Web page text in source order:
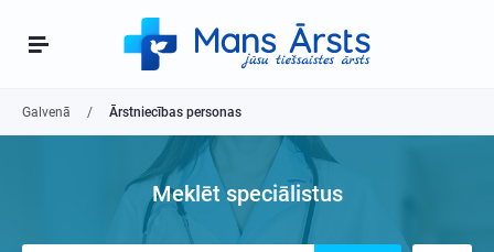
Galvenā Ārstniecības personas
Meklēt speciālistus